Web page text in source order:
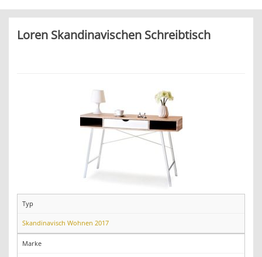
Loren Skandinavischen Schreibtisch
Typ
Skandinavisch Wohnen 2017
Marke